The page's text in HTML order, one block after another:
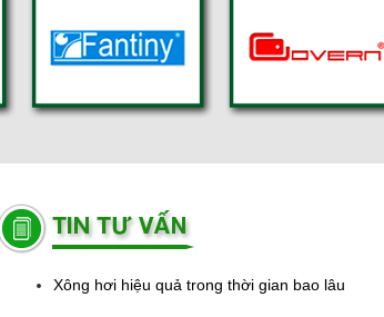
Xông hơi hiệu quả trong thời gian bao lâu